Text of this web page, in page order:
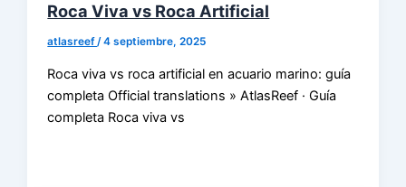
Roca Viva vs Roca Artificial
atlasreef/4 septiembre, 2025
Roca viva vs roca artificial en acuario marino: guía
completa Official translations » AtlasReef · Guía
completa Roca viva vs